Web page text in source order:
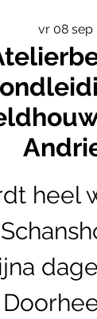
vr 08 sep
heel